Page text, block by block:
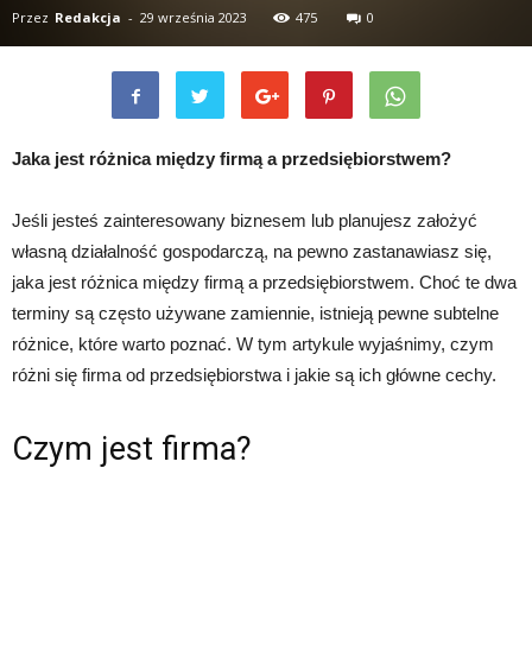
Przez Redakcja - 29 września 2023 475 0
Jaka jest różnica między firmą a przedsiębiorstwem?
Jeśli jesteś zainteresowany biznesem lub planujesz założyć
własną działalność gospodarczą, na pewno zastanawiasz się,
jaka jest różnica między firmą a przedsiębiorstwem. Choć te dwa
terminy są często używane zamiennie, istnieją pewne subtelne
różnice, które warto poznać. W tym artykule wyjaśnimy, czym
różni się firma od przedsiębiorstwa i jakie są ich główne cechy.
Czym jest firma?